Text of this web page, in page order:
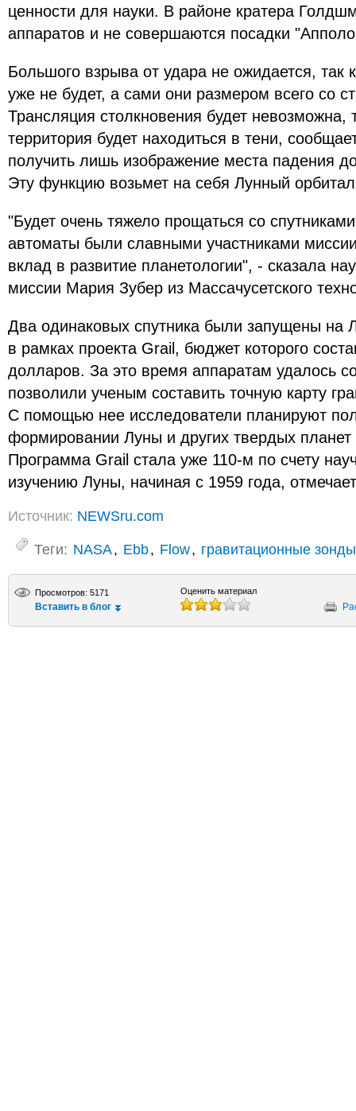
ценности для науки. В районе кратера
аппаратов и не совершаются посадки
Большого взрыва от удара не ожидается, так
уже не будет, а сами они размером всего со
Трансляция столкновения будет невозможна,
территория будет находиться в тени,
получить лишь изображение места падения
Эту функцию возьмет на себя Лунный
"Будет очень тяжело прощаться со
автоматы были славными участниками
вклад в развитие планетологии", - сказала
миссии Мария Зубер из Массачусетского
Два одинаковых спутника были запущены на
в рамках проекта Grail, бюджет которого
долларов. За это время аппаратам удалось
позволили ученым составить точную карту
С помощью нее исследователи планируют
формировании Луны и других твердых
Программа Grail стала уже 110-м по счету
изучению Луны, начиная с 1959 года,
Источник: NEWSru.com
Теги: NASA, Ebb, Flow, гравитационные зонды
Просмотров: 5171
Вставить в блог
Оценить материал